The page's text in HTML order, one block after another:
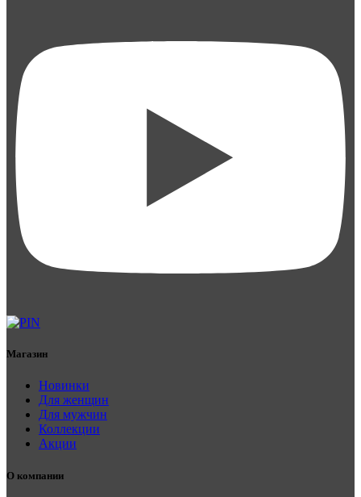
Магазин
Новинки
Для женщин
Для мужчин
Коллекции
Акции
О компании